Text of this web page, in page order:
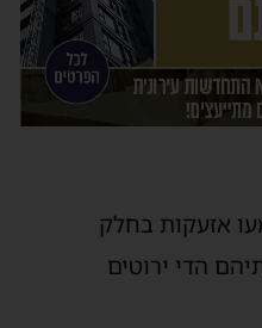
אזעקות בחלק
הדי ירוטים